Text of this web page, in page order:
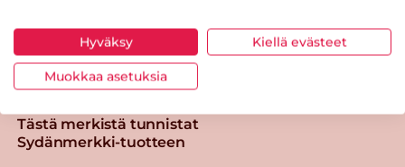
Tästä merkistä tunnistat
Sydänmerkki-tuotteen
Hyväksy Kiellä evästeet
Muokkaa asetuksia